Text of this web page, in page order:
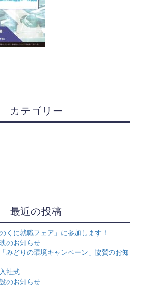
カテゴリー
最近の投稿
くに就職フェア」に参加します！
のお知らせ
みどりの環境キャンペーン」協賛のお知
社式
のお知らせ